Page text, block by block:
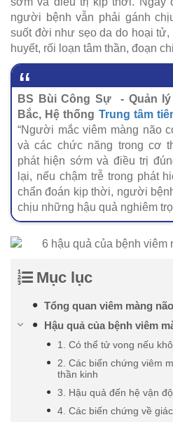
người bệnh vẫn phải gánh
suốt đời như sẹo da do hoại tử,
huyết, rối loạn tâm thần, đoạn
BS Bùi Công Sự - Quản
Bắc, Hệ thống Trung tâm
“Người mắc viêm màng não
và các chức năng trong cơ
phát hiện sớm và điều trị
lại, nếu chậm trễ trong phát
chẩn đoán kịp thời, người
chịu những hậu quả nghiêm
Mục lục
Tổng quan viêm màng
Hậu quả của bệnh viêm
1. Có thể tử vong nếu
2. Các biến chứng viêm
thần kinh
3. Hậu quả đến hệ vận
4. Các biến chứng về